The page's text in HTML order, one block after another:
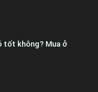
tốt không? Mua ở